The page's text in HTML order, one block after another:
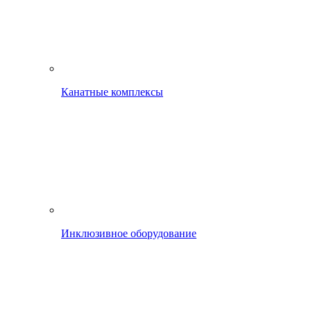
Канатные комплексы
Инклюзивное оборудование